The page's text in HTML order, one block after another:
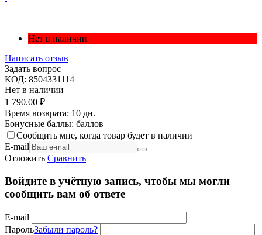
Нет в наличии
Написать отзыв
Задать вопрос
КОД: 8504331114
Нет в наличии
1 790.00 ₽
Время возврата: 10 дн.
Бонусные баллы: баллов
Сообщить мне, когда товар будет в наличии
E-mail
Отложить Сравнить
Войдите в учётную запись, чтобы мы могли
сообщить вам об ответе
E-mail
ПарольЗабыли пароль?